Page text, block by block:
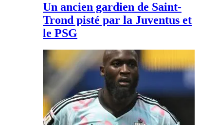
Un ancien gardien de Saint-
Trond pisté par la Juventus et
le PSG